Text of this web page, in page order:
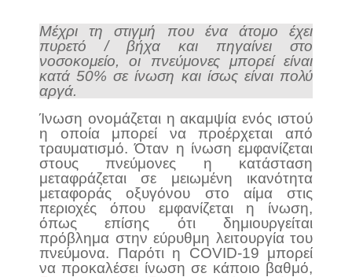
Μέχρι τη στιγμή που ένα άτομο έχει
πυρετό / βήχα και πηγαίνει στο
νοσοκομείο, οι πνεύμονες μπορεί είναι
κατά 50% σε ίνωση και ίσως είναι πολύ
αργά.
Ίνωση ονομάζεται η ακαμψία ενός ιστού
η οποία μπορεί να προέρχεται από
τραυματισμό. Όταν η ίνωση εμφανίζεται
στους πνεύμονες η κατάσταση
μεταφράζεται σε μειωμένη ικανότητα
μεταφοράς οξυγόνου στο αίμα στις
περιοχές όπου εμφανίζεται η ίνωση,
όπως επίσης ότι δημιουργείται
πρόβλημα στην εύρυθμη λειτουργία του
πνεύμονα. Παρότι η COVID-19 μπορεί
να προκαλέσει ίνωση σε κάποιο βαθμό,